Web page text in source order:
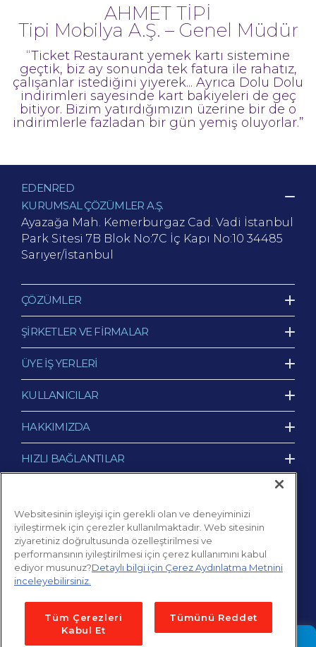
AHMET TİPİ
Tipi Mobilya A.Ş. – Genel Müdür
“Ticket Restaurant yemek kartı sistemine
geçtik, biz ay sonunda tek fatura ile rahatız,
çalışanlar istediğini yiyerek... Ayrıca Dolu Dolu
indirimleri sayesinde kart bakiyeleri de geç
bitiyor. Bizim yatırdığımızın üzerine bir de o
indirimlerle fazladan bir gün yemiş oluyorlar.”
EDENRED
KURUMSAL ÇÖZÜMLER A.Ş.
Ayazağa Mah. Kemerburgaz Cad. Vadi İstanbul
Park Sitesi 7B Blok No:7C İç Kapı No:10 34485
Sarıyer/İstanbul
ÇÖZÜMLER
ŞİRKETLER VE FİRMALAR
ÜYE İŞ YERLERİ
KULLANICILAR
© 2026 Edenred Türkiye Tüm Hakları Saklıdır.
HAKKIMIZDA
HIZLI BAĞLANTILAR
Websitesinin işleyişi için gerekli olan ve deneyiminizi
iyileştirmek için çerezler kullanılmaktadır. Web sitesinin
ziyaretiniz doğrultusunda özelleştirilmesi ve
performansının iyileştirilmesi için çerez kullanımını kabul
ediyor musunuz?Detaylı bilgi için Çerez Aydınlatma Metnini
inceleyebilirsiniz.
Tüm Çerezleri
Kabul Et
Tümünü Reddet